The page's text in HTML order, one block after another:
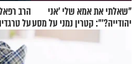
"שאלתי את אמא שלי 'אני
יהודייה?'": קטרין נמני על מסע
הרב
על